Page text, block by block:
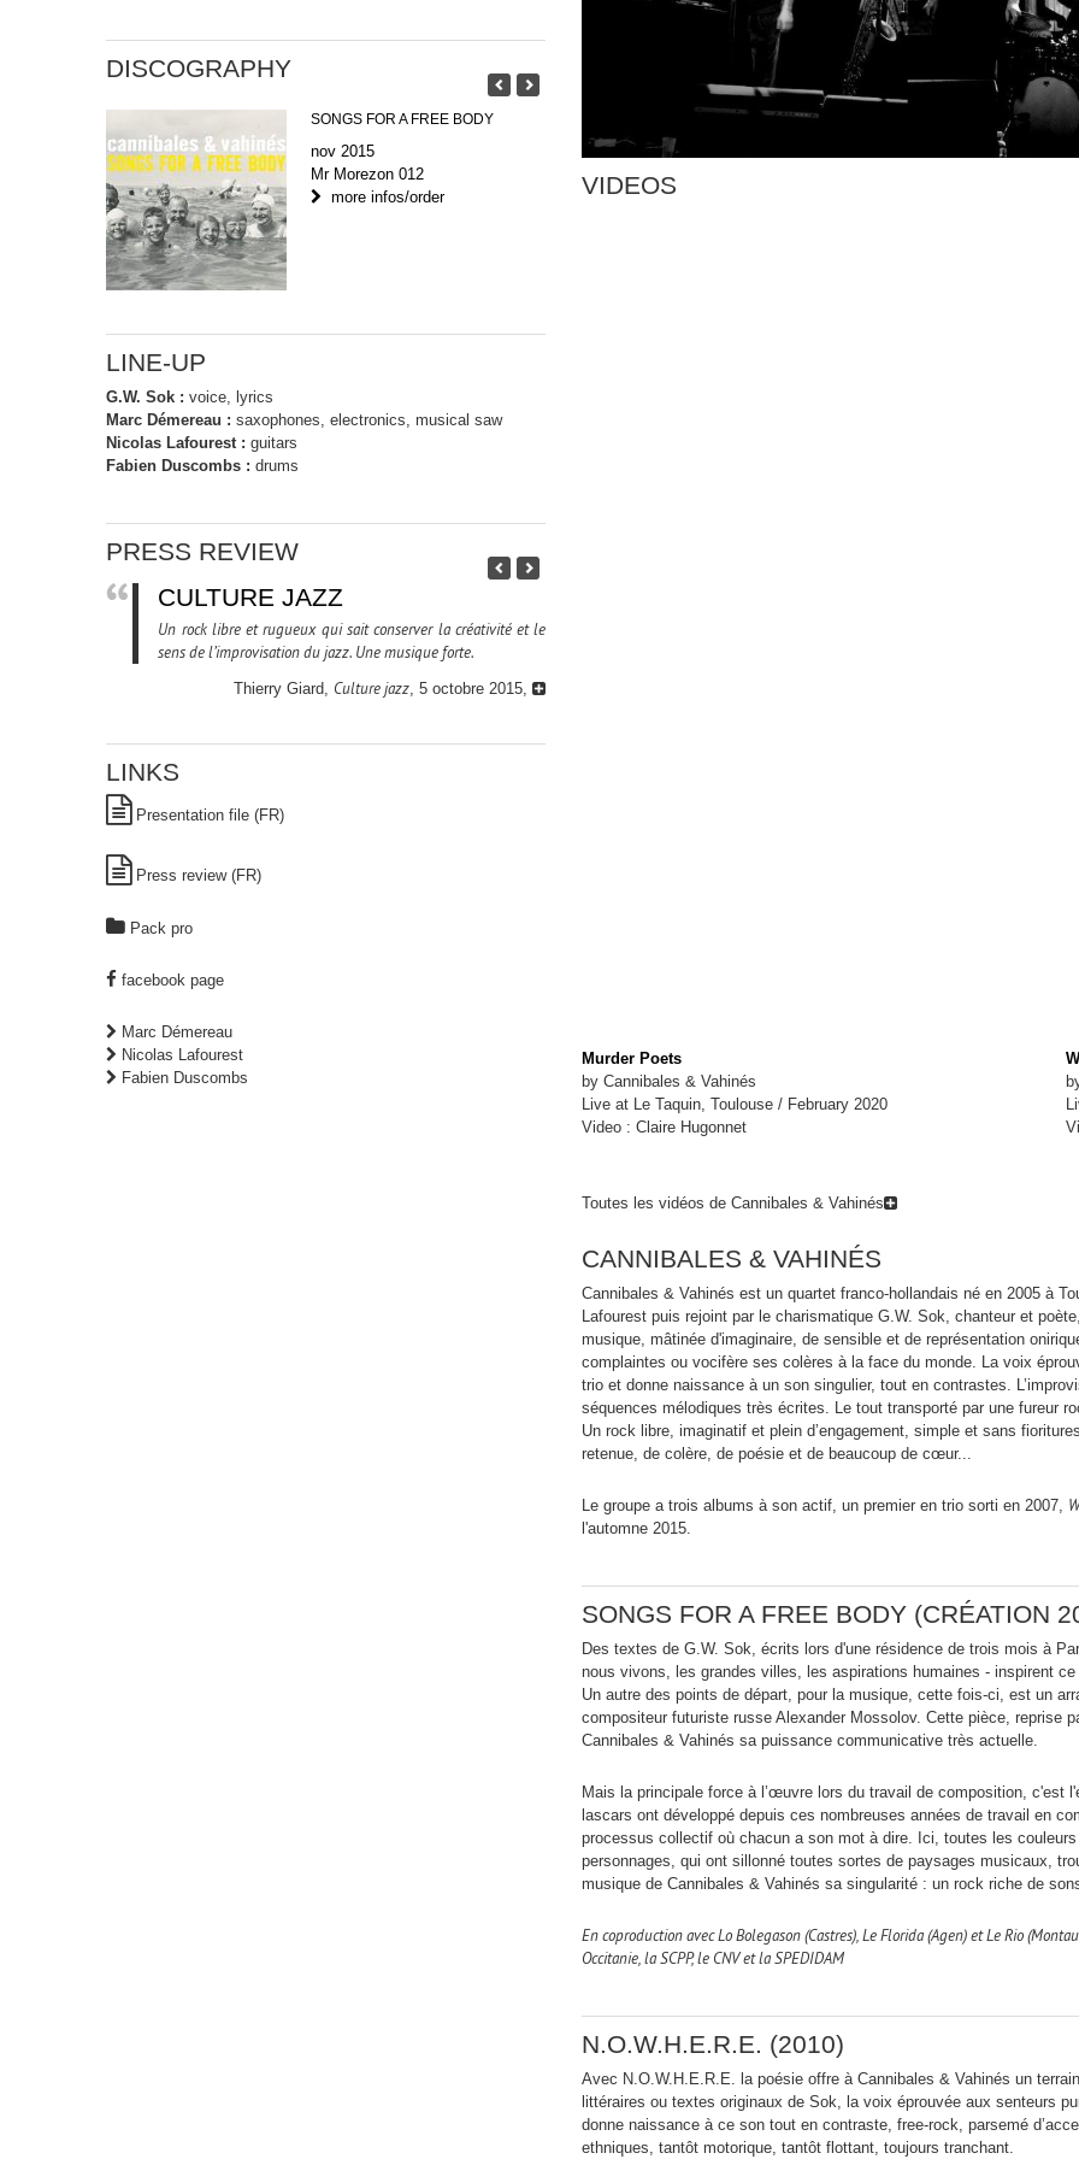
DISCOGRAPHY
SONGS FOR A FREE BODY
nov 2015
Mr Morezon 012
more infos/order
LINE-UP
G.W. Sok : voice, lyrics
Marc Démereau : saxophones, electronics, musical saw
Nicolas Lafourest : guitars
Fabien Duscombs : drums
PRESS REVIEW
CULTURE JAZZ
Un rock libre et rugueux qui sait conserver la créativité et le
sens de l’improvisation du jazz. Une musique forte.
Thierry Giard, Culture jazz , 5 octobre 2015,
LINKS
Presentation file (FR)
Press review (FR)
Pack pro
facebook page
Marc Démereau
Nicolas Lafourest
Fabien Duscombs
VIDEOS
Murder Poets
by Cannibales & Vahinés
Live at Le Taquin, Toulouse / February 2020
Video : Claire Hugonnet
Toutes les vidéos de Cannibales & Vahinés
CANNIBALES & VAHINÉS
Cannibales & Vahinés est un quartet franco-hollandais né en 2005 à
Lafourest puis rejoint par le charismatique G.W. Sok, chanteur et
musique, mâtinée d'imaginaire, de sensible et de représentation
complaintes ou vocifère ses colères à la face du monde. La voix
trio et donne naissance à un son singulier, tout en contrastes.
séquences mélodiques très écrites. Le tout transporté par une fureur
Un rock libre, imaginatif et plein d’engagement, simple et sans
retenue, de colère, de poésie et de beaucoup de cœur...
Le groupe a trois albums à son actif, un premier en trio sorti en 2007,
l'automne 2015.
SONGS FOR A FREE BODY (CRÉATION
Des textes de G.W. Sok, écrits lors d'une résidence de trois mois à
nous vivons, les grandes villes, les aspirations humaines - inspirent ce
Un autre des points de départ, pour la musique, cette fois-ci, est un
compositeur futuriste russe Alexander Mossolov. Cette pièce, reprise
Cannibales & Vahinés sa puissance communicative très actuelle.
Mais la principale force à l’œuvre lors du travail de composition, c'est
lascars ont développé depuis ces nombreuses années de travail en
processus collectif où chacun a son mot à dire. Ici, toutes les
personnages, qui ont sillonné toutes sortes de paysages musicaux,
musique de Cannibales & Vahinés sa singularité : un rock riche de
En coproduction avec Lo Bolegason (Castres), Le Florida (Agen) et Le Rio
Occitanie, la SCPP, le CNV et la SPEDIDAM
N.O.W.H.E.R.E. (2010)
Avec N.O.W.H.E.R.E. la poésie offre à Cannibales & Vahinés un
littéraires ou textes originaux de Sok, la voix éprouvée aux senteurs
donne naissance à ce son tout en contraste, free-rock, parsemé
ethniques, tantôt motorique, tantôt flottant, toujours tranchant.